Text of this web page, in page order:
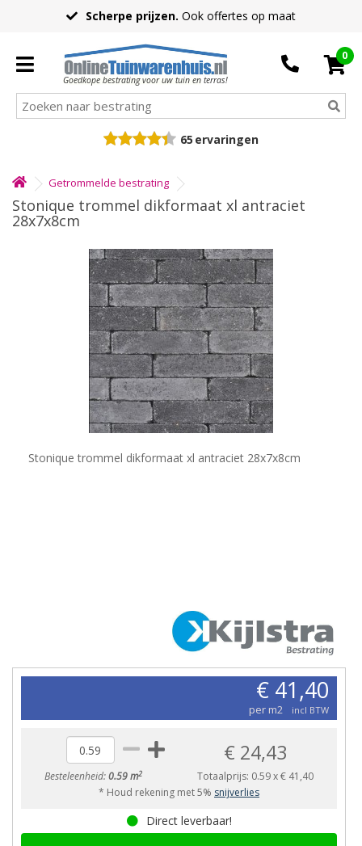
Scherpe prijzen. Ook offertes op maat
Goedkope bestrating voor uw tuin en terras!
0
65 ervaringen
Getrommelde bestrating
Stonique trommel dikformaat xl antraciet
28x7x8cm
Stonique trommel dikformaat xl antraciet 28x7x8cm
€ 41,40
per m2 incl BTW
Besteleenheid:0.59 m2
€ 24,43
Totaalprijs: 0.59x€ 41,40
* Houd rekening met 5% snijverlies
Direct leverbaar!